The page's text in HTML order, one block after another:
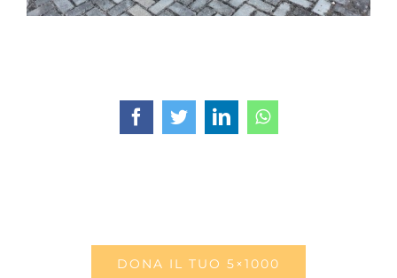
FacebookTwitterLinkedInWhatsApp
DONA IL TUO 5×1000